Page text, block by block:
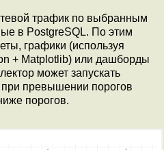
трафик по выбранным
в PostgreSQL. По этим
графики (используя
+ Matplotlib) или дашборды
может запускать
при превышении порогов
порогов.